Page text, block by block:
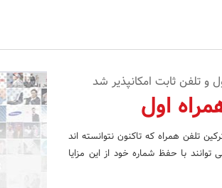
اول
تلفن همراه که تاکنون نتوانسته اند
شوند، می توانند با حفظ شماره خود از این مزایا